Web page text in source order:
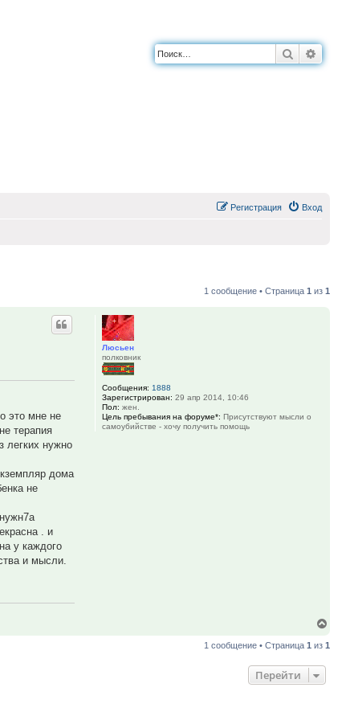
Поиск
Вход
Регистрация
1 сообщение • Страница 1 из 1
Люсьен
полковник
Сообщения: 1888
Зарегистрирован: 29 апр 2014, 10:46
Пол: жен.
Цель пребывания на форуме*: Присутствуют мысли о
самоубийстве - хочу получить помощь
это мне не
терапия
легких нужно
дома
не
. и
у каждого
и мысли.
1 сообщение • Страница 1 из 1
Перейти